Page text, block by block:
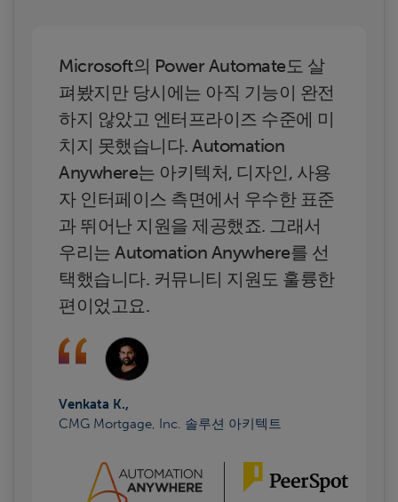
Microsoft의 Power Automate도 살
펴봤지만 당시에는 아직 기능이 완전
하지 않았고 엔터프라이즈 수준에 미
치지 못했습니다. Automation
Anywhere는 아키텍처, 디자인, 사용
자 인터페이스 측면에서 우수한 표준
과 뛰어난 지원을 제공했죠. 그래서
우리는 Automation Anywhere를 선
택했습니다. 커뮤니티 지원도 훌륭한
편이었고요.
Venkata K.,
CMG Mortgage, Inc. 솔루션 아키텍트